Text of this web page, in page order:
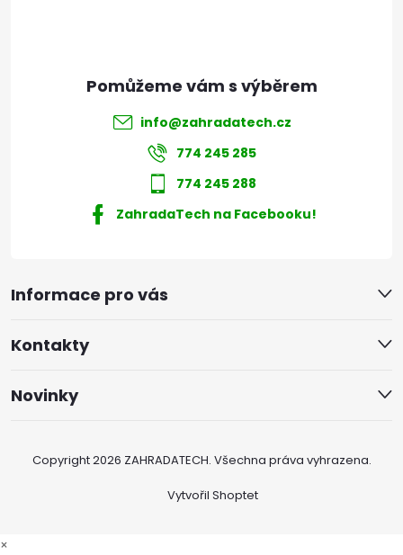
Informace pro vás
Kontakty
Novinky
info@zahradatech.cz
774 245 285
774 245 288
ZahradaTech na Facebooku!
Vytvořil Shoptet
Copyright 2026 ZAHRADATECH. Všechna práva vyhrazena.
×